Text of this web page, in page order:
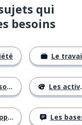
qui
besoins
Le
Les activités
Les